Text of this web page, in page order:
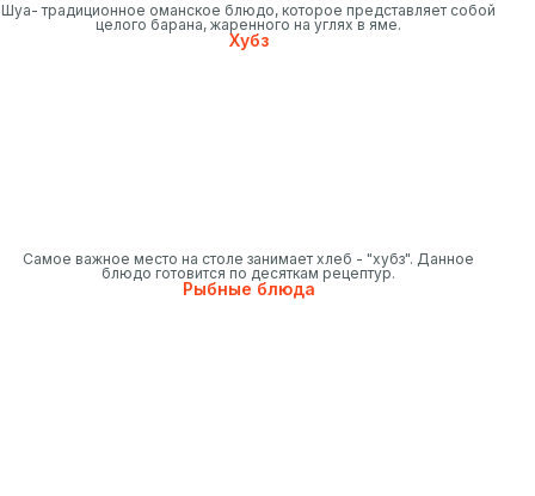
Шуа- традиционное оманское блюдо, которое представляет собой
целого барана, жаренного на углях в яме.
Хубз
Самое важное место на столе занимает хлеб - "хубз". Данное
блюдо готовится по десяткам рецептур.
Рыбные блюда